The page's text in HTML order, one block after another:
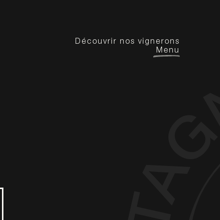
Découvrir nos vignerons
Menu